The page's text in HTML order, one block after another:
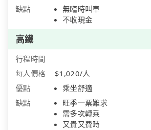
缺點
無臨時叫車
不收現金
高鐵
行程時間
每人價格
$1,020/人
優點
乘坐舒適
缺點
旺季一票難求
需多次轉乘
又貴又費時